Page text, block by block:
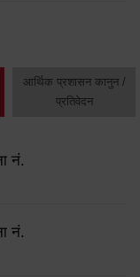
आर्थिक प्रशासन कानुन /
प्रतिवेदन
नं.
नं.